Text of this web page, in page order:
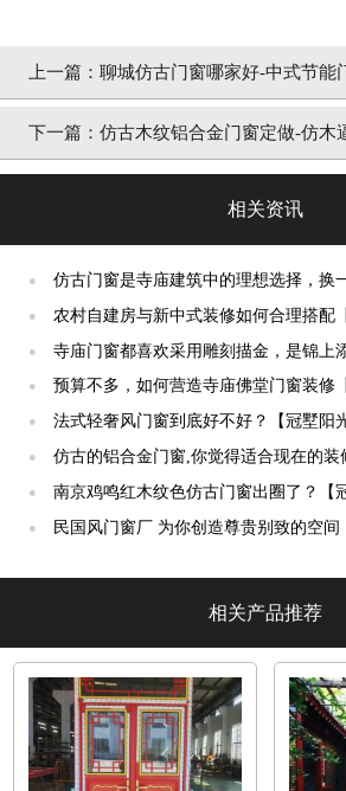
上一篇： 聊城仿古门窗哪家好-中式节能
墅阳光」
下一篇： 仿古木纹铝合金门窗定做-仿木
相关资讯
●
仿古门窗是寺庙建筑中的理想选择，换
终生【冠墅阳光】
●
农村自建房与新中式装修如何合理搭配
阳光】
●
寺庙门窗都喜欢采用雕刻描金，是锦上
吗？【冠墅阳光】
●
预算不多，如何营造寺庙佛堂门窗装修
阳光】
● 法式轻奢风门窗到底好不好？【冠墅阳
●
仿古的铝合金门窗,你觉得适合现在的装
【冠墅阳光】
●
南京鸡鸣红木纹色仿古门窗出圈了？【
光】
●
民国风门窗厂 为你创造尊贵别致的空间【冠
相关产品推荐